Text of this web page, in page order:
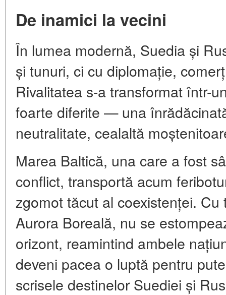
De inamici la vecini
În lumea modernă, Suedia și
și tunuri, ci cu diplomație,
Rivalitatea s-a transformat într-
foarte diferite — una
neutralitate, cealaltă
Marea Baltică, una care a fost
conflict, transportă acum
zgomot tăcut al coexistenței.
Aurora Boreală, nu se
orizont, reamintind ambele
deveni pacea o luptă pentru
scrisele destinelor Suediei și